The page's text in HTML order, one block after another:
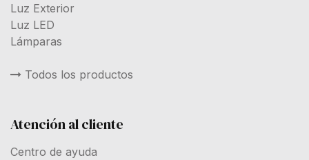
Luz Exterior
Luz LED
Lámparas
Todos los productos
Atención al cliente
Centro de ayuda